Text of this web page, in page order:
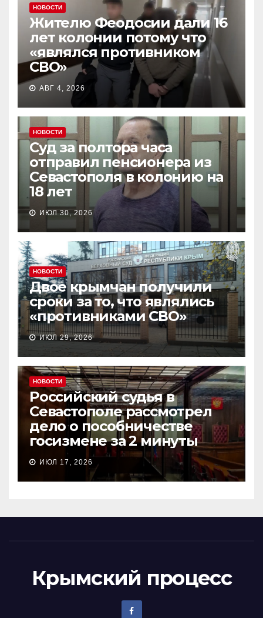
НОВОСТИ
Жителю Феодосии дали 16
лет колонии потому что
«являлся противником
СВО»
АВГ 4, 2026
НОВОСТИ
Суд за полтора часа
отправил пенсионера из
Севастополя в колонию на
18 лет
ИЮЛ 30, 2026
НОВОСТИ
Двое крымчан получили
сроки за то, что являлись
«противниками СВО»
ИЮЛ 29, 2026
НОВОСТИ
Российский судья в
Севастополе рассмотрел
дело о пособничестве
госизмене за 2 минуты
ИЮЛ 17, 2026
Крымский процесс